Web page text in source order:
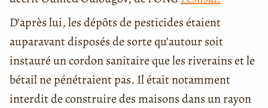
D’après lui, les dépôts de pesticides étaient
auparavant disposés de sorte qu’autour soit
instauré un cordon sanitaire que les riverains et le
bétail ne pénétraient pas. Il était notamment
interdit de construire des maisons dans un rayon